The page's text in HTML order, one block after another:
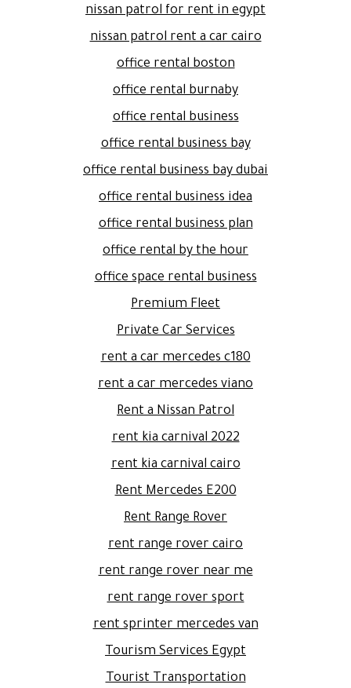
nissan patrol for rent in egypt
nissan patrol rent a car cairo
office rental boston
office rental burnaby
office rental business
office rental business bay
office rental business bay dubai
office rental business idea
office rental business plan
office rental by the hour
office space rental business
Premium Fleet
Private Car Services
rent a car mercedes c180
rent a car mercedes viano
Rent a Nissan Patrol
rent kia carnival 2022
rent kia carnival cairo
Rent Mercedes E200
Rent Range Rover
rent range rover cairo
rent range rover near me
rent range rover sport
rent sprinter mercedes van
Tourism Services Egypt
Tourist Transportation